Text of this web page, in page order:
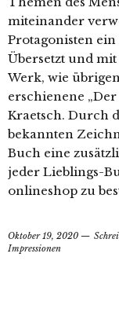
miteinander
Protagonisten
Übersetzt und
Werk, wie
erschienene
Kraetsch. Durch
bekannten
Buch eine
jeder Lieblings-
onlineshop zu
Oktober 19, 2020
Impressionen